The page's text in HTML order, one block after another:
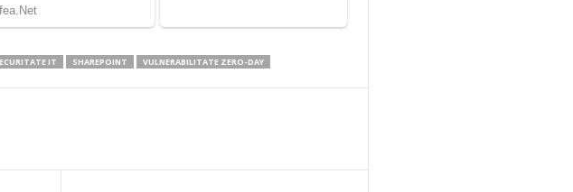
IT SHAREPOINT VULNERABILITATE ZERO-DAY